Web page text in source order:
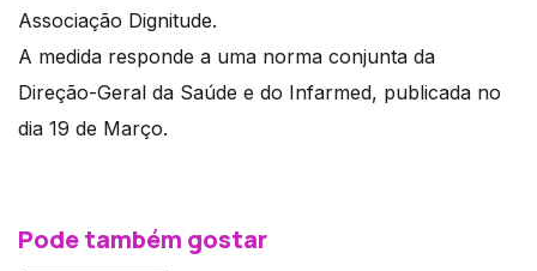
Associação Dignitude.
A medida responde a uma norma conjunta da
Direção-Geral da Saúde e do Infarmed, publicada no
dia 19 de Março.
Pode também gostar